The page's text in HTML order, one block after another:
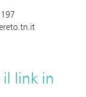
il link in